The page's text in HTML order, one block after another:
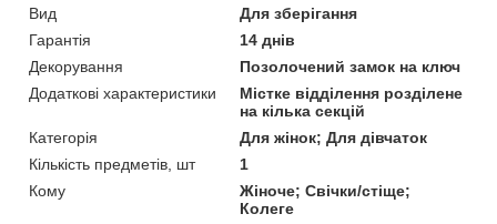
Вид
Для зберігання
Гарантія
14 днів
Декорування
Позолочений замок на ключ
Додаткові характеристики
Містке відділення розділене
на кілька секцій
Категорія
Для жінок; Для дівчаток
Кількість предметів, шт
1
Кому
Жіноче; Свічки/стіще;
Колеге